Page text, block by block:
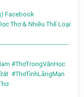
Facebook
Thơ & Nhiều Thể Loại
#ThơTrongVănHọc
#ThơTìnhLãngMạn